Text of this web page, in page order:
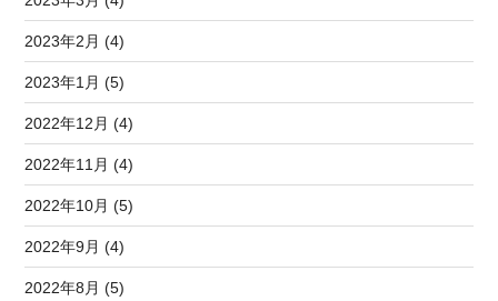
2023年2月 (4)
2023年1月 (5)
2022年12月 (4)
2022年11月 (4)
2022年10月 (5)
2022年9月 (4)
2022年8月 (5)